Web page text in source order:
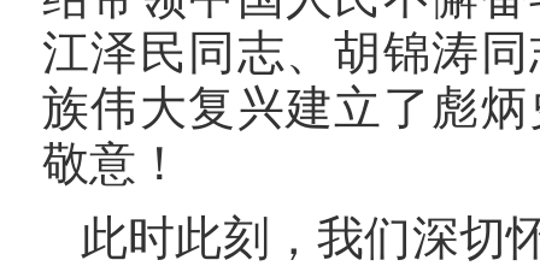
江泽民同志、胡锦涛
族伟大复兴建立了彪
敬意！
此时此刻，我们深切